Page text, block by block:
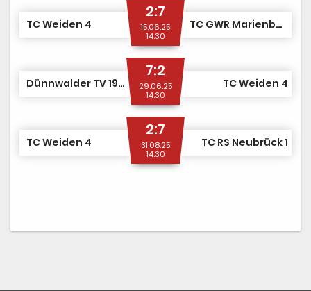
TC Weiden 4
2:7
15.06.25
14:30
TC GWR Marienburg 1
Dünnwalder TV 1905 1
7:2
29.06.25
14:30
TC Weiden 4
TC Weiden 4
2:7
31.08.25
14:30
TC RS Neubrück 1